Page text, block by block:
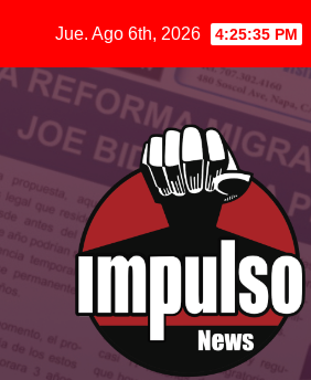
contenido
Jue. Ago 6th, 2026 4:25:37 PM